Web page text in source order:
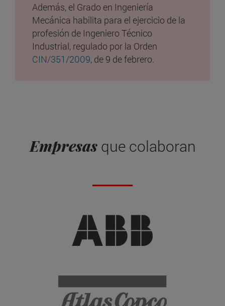
Además, el Grado en Ingeniería
Mecánica habilita para el ejercicio de la
profesión de Ingeniero Técnico
Industrial, regulado por la Orden
CIN/351/2009, de 9 de febrero.
Empresasque colaboran